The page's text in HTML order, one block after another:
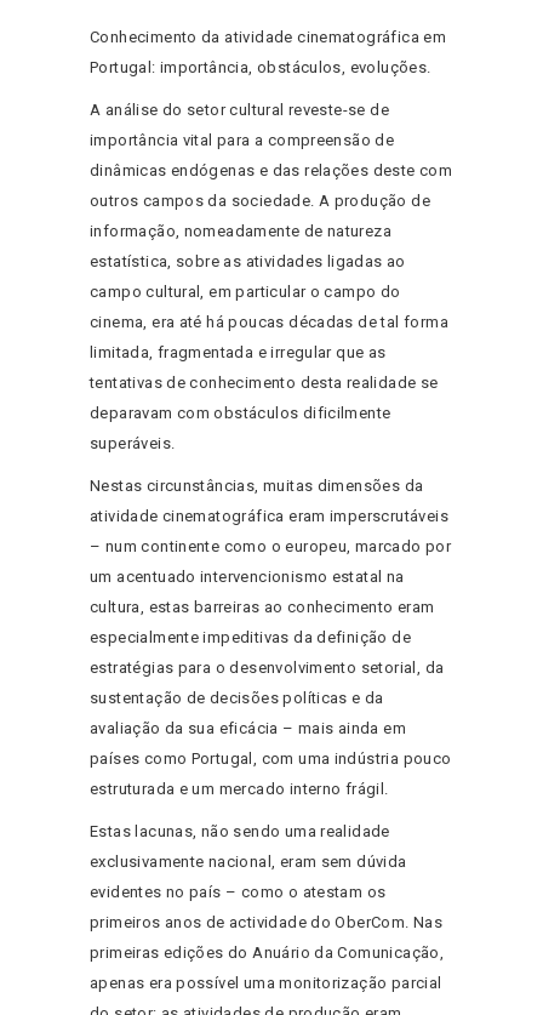
Conhecimento da atividade cinematográfica em
Portugal: importância, obstáculos, evoluções.
A análise do setor cultural reveste-se de
importância vital para a compreensão de
dinâmicas endógenas e das relações deste com
outros campos da sociedade. A produção de
informação, nomeadamente de natureza
estatística, sobre as atividades ligadas ao
campo cultural, em particular o campo do
cinema, era até há poucas décadas de tal forma
limitada, fragmentada e irregular que as
tentativas de conhecimento desta realidade se
deparavam com obstáculos dificilmente
superáveis.
Nestas circunstâncias, muitas dimensões da
atividade cinematográfica eram imperscrutáveis
– num continente como o europeu, marcado por
um acentuado intervencionismo estatal na
cultura, estas barreiras ao conhecimento eram
especialmente impeditivas da definição de
estratégias para o desenvolvimento setorial, da
sustentação de decisões políticas e da
avaliação da sua eficácia – mais ainda em
países como Portugal, com uma indústria pouco
estruturada e um mercado interno frágil.
Estas lacunas, não sendo uma realidade
exclusivamente nacional, eram sem dúvida
evidentes no país – como o atestam os
primeiros anos de actividade do OberCom. Nas
primeiras edições do Anuário da Comunicação,
apenas era possível uma monitorização parcial